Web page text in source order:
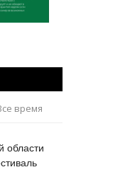
время
области